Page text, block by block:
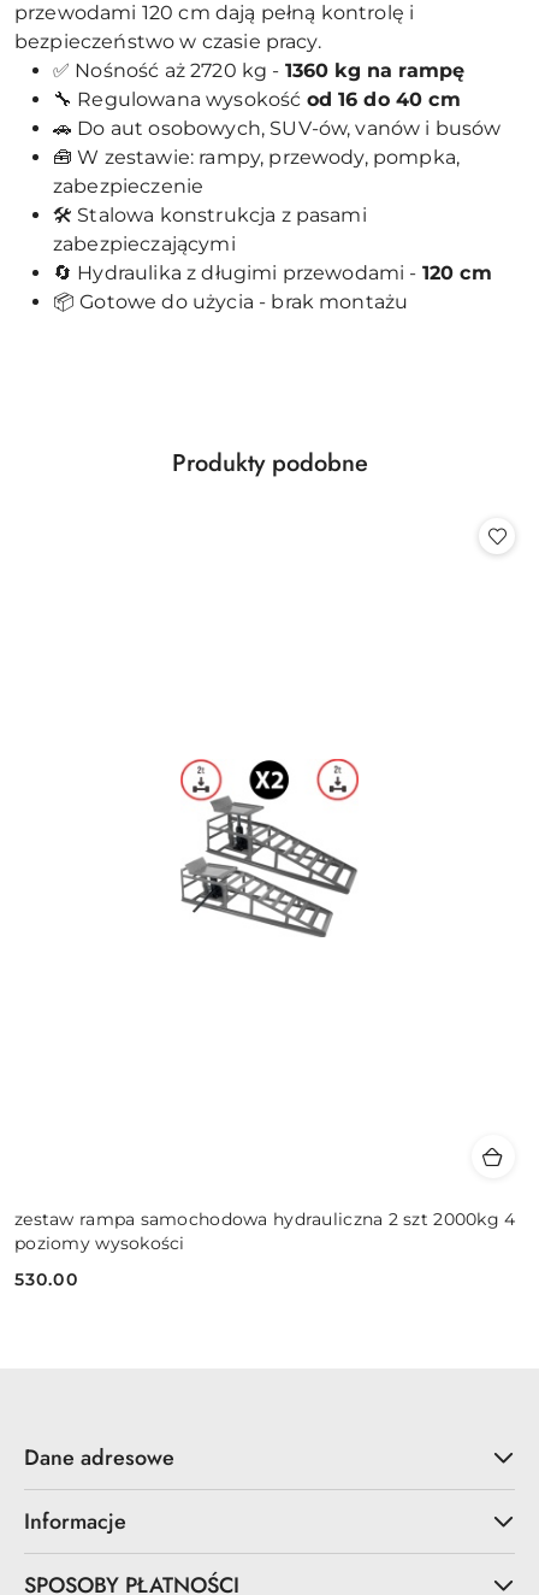
przewodami 120 cm dają pełną kontrolę i
bezpieczeństwo w czasie pracy.
✅ Nośność aż 2720 kg - 1360 kg na rampę
🔧 Regulowana wysokość od 16 do 40 cm
🚗 Do aut osobowych, SUV-ów, vanów i busów
🧰 W zestawie: rampy, przewody, pompka,
zabezpieczenie
🛠️ Stalowa konstrukcja z pasami
zabezpieczającymi
🔄 Hydraulika z długimi przewodami - 120 cm
📦 Gotowe do użycia - brak montażu
Pomiń karuzelę produktów
Produkty
Produkty podobne
zestaw rampa samochodowa hydrauliczna 2 szt 2000kg 4
poziomy wysokości
Cena:
530.00
Dane adresowe
Informacje
SPOSOBY PŁATNOŚCI